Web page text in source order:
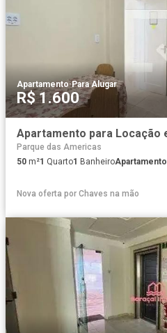
Apartamento·Para Alugar
R$ 1.600
Parque das Americas
50 m²1 Quarto1 BanheiroApartamento
Nova oferta por Chaves na mão